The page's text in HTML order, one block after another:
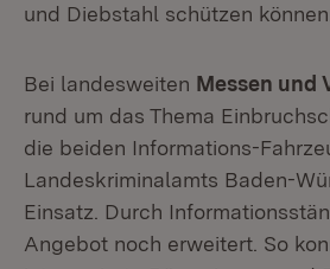
und Diebstahl schützen können.
Bei landesweiten Messen und
rund um das Thema
die beiden Informations-
Landeskriminalamts Baden-
Einsatz. Durch
Angebot noch erweitert. So